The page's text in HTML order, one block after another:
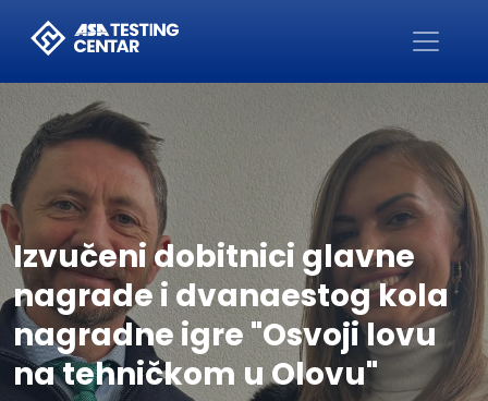
Početna
Izvučeni dobitnici glavne
nagrade i dvanaestog kola
nagradne igre "Osvoji lovu
na tehničkom u Olovu"